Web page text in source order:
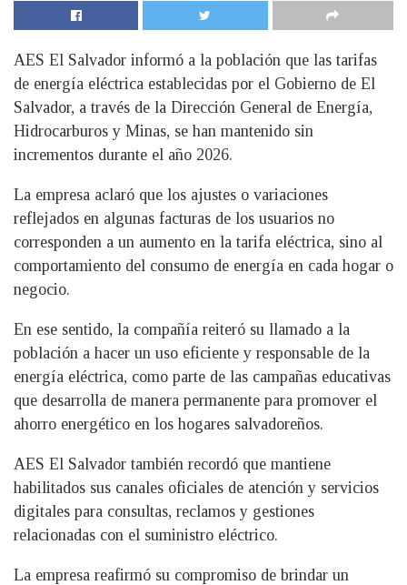
AES El Salvador informó a la población que las tarifas
de energía eléctrica establecidas por el Gobierno de El
Salvador, a través de la Dirección General de Energía,
Hidrocarburos y Minas, se han mantenido sin
incrementos durante el año 2026.
La empresa aclaró que los ajustes o variaciones
reflejados en algunas facturas de los usuarios no
corresponden a un aumento en la tarifa eléctrica, sino al
comportamiento del consumo de energía en cada hogar o
negocio.
En ese sentido, la compañía reiteró su llamado a la
población a hacer un uso eficiente y responsable de la
energía eléctrica, como parte de las campañas educativas
que desarrolla de manera permanente para promover el
ahorro energético en los hogares salvadoreños.
AES El Salvador también recordó que mantiene
habilitados sus canales oficiales de atención y servicios
digitales para consultas, reclamos y gestiones
relacionadas con el suministro eléctrico.
La empresa reafirmó su compromiso de brindar un